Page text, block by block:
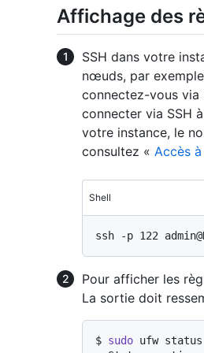
Affichage des
SSH dans votre
nœuds, par
connectez-vous via
connecter via SSH
votre instance, le
consultez « Accès
Shell
Pour afficher les
La sortie doit
$ sudo ufw status